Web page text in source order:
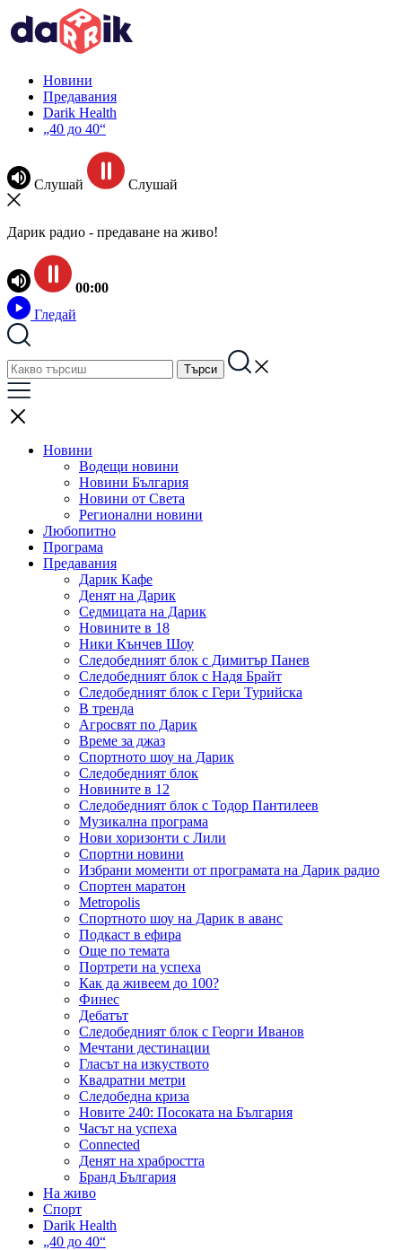
Новини
Предавания
Darik Health
„40 до 40“
Слушай Слушай
Дарик радио - предаване на живо!
00:00
Гледай
Новини
Водещи новини
Новини България
Новини от Света
Регионални новини
Любопитно
Програма
Предавания
Дарик Кафе
Денят на Дарик
Седмицата на Дарик
Новините в 18
Ники Кънчев Шоу
Следобедният блок с Димитър Панев
Следобедният блок с Надя Брайт
Следобедният блок с Гери Турийска
В тренда
Агросвят по Дарик
Време за джаз
Спортното шоу на Дарик
Следобедният блок
Новините в 12
Следобедният блок с Тодор Пантилеев
Музикална програма
Нови хоризонти с Лили
Спортни новини
Избрани моменти от програмата на Дарик радио
Спортен маратон
Metropolis
Спортното шоу на Дарик в аванс
Подкаст в ефира
Още по темата
Портрети на успеха
Как да живеем до 100?
Финес
Дебатът
Следобедният блок с Георги Иванов
Мечтани дестинации
Гласът на изкуството
Квадратни метри
Следобедна криза
Новите 240: Посоката на България
Часът на успеха
Connected
Денят на храбростта
Бранд България
На живо
Спорт
Darik Health
„40 до 40“